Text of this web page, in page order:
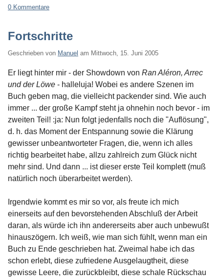
0 Kommentare
Fortschritte
Geschrieben von Manuel am Mittwoch, 15. Juni 2005
Er liegt hinter mir - der Showdown von Ran Aléron, Arrec
und der Löwe - halleluja! Wobei es andere Szenen im
Buch geben mag, die vielleicht packender sind. Wie auch
immer ... der große Kampf steht ja ohnehin noch bevor - im
zweiten Teil! :ja: Nun folgt jedenfalls noch die "Auflösung",
d. h. das Moment der Entspannung sowie die Klärung
gewisser unbeantworteter Fragen, die, wenn ich alles
richtig bearbeitet habe, allzu zahlreich zum Glück nicht
mehr sind. Und dann ... ist dieser erste Teil komplett (muß
natürlich noch überarbeitet werden).
Irgendwie kommt es mir so vor, als freute ich mich
einerseits auf den bevorstehenden Abschluß der Arbeit
daran, als würde ich ihn andererseits aber auch unbewußt
hinauszögern. Ich weiß, wie man sich fühlt, wenn man ein
Buch zu Ende geschrieben hat. Zweimal habe ich das
schon erlebt, diese zufriedene Ausgelaugtheit, diese
gewisse Leere, die zurückbleibt, diese schale Rückschau